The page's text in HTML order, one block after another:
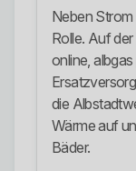
Neben Strom
Rolle. Auf
online,
die
Wärme auf
Bäder.